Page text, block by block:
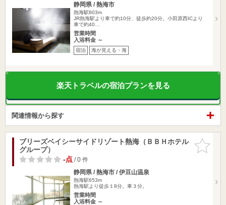
静岡県 / 熱海市
熱海駅803m
JR熱海駅より車で約10分、徒歩約20分。小田原西ICより
車で約40…
営業時間
入浴料金 ～
宿泊 海が見える・海
楽天トラベルの宿泊プランを見る
関連情報から探す
お気に入
りに追加
ブリーズベイシーサイドリゾート熱海（ＢＢＨホテル
グループ）
-点/ 0 件
静岡県 / 熱海市 / 伊豆山温泉
熱海駅653m
熱海駅より徒歩１8分。車３分。
営業時間
入浴料金 ～